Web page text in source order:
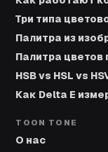
Три типа
Палитра из
Палитра
HSB vs HSL vs
Как Delta E
TOON TONE
О нас